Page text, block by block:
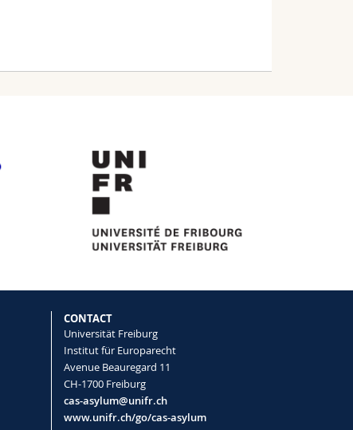
CONTACT
Universität Freiburg
Institut für Europarecht
Avenue Beauregard 11
CH-1700 Freiburg
cas-asylum@unifr.ch
www.unifr.ch/go/cas-asylum